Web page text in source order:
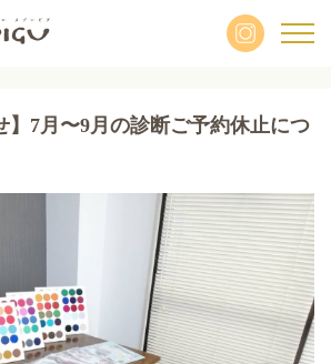
】7月〜9月の診断ご予約休止につ